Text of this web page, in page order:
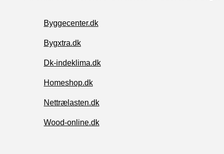
Byggecenter.dk
Bygxtra.dk
Dk-indeklima.dk
Homeshop.dk
Nettrælasten.dk
Wood-online.dk